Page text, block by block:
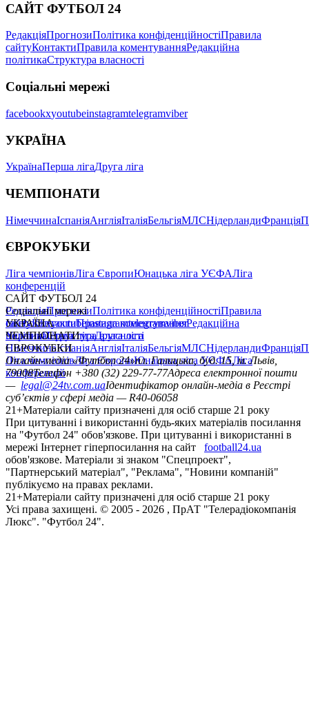
САЙТ ФУТБОЛ 24
РедакціяПрогнозиПолітика конфіденційностіПравила
сайтуКонтактиПравила коментуванняРедакційна
політикаСтруктура власності
Соціальні мережі
facebookxyoutubeinstagramtelegramviber
УКРАЇНА
УкраїнаПерша лігаДруга ліга
ЧЕМПІОНАТИ
НімеччинаІспаніяАнгліяІталіяБельгіяМЛСНідерландиФранція
ЄВРОКУБКИ
Ліга чемпіонівЛіга ЄвропиЮнацька ліга УЄФАЛіга
конференцій
САЙТ ФУТБОЛ 24
РедакціяПрогнозиПолітика конфіденційностіПравила
сайтуКонтактиПравила коментуванняРедакційна
політикаСтруктура власності
Соціальні мережі
facebookxyoutubeinstagramtelegramviber
УКРАЇНА
УкраїнаПерша лігаДруга ліга
ЧЕМПІОНАТИ
НімеччинаІспаніяАнгліяІталіяБельгіяМЛСНідерландиФранція
ЄВРОКУБКИ
Ліга чемпіонівЛіга ЄвропиЮнацька ліга УЄФАЛіга
конференцій
Онлайн-медіа «Футбол 24»пл. Галицька, буд. 15, м. Львів,
79008Телефон +380 (32) 229-77-77Адреса електронної пошти
— legal@24tv.com.uaІдентифікатор онлайн-медіа в Реєстрі
суб’єктів у сфері медіа — R40-06058
21+Матеріали сайту призначені для осіб старше 21 року
При цитуванні і використанні будь-яких матеріалів посилання
на "Футбол 24" обов'язкове. При цитуванні і використанні в
мережі Інтернет гіперпосилання на сайт
football24.ua
обов'язкове. Матеріали зі знаком "Спецпроект",
"Партнерський матеріал", "Реклама", "Новини компаній"
публікуємо на правах реклами.
21+Матеріали сайту призначені для осіб старше 21 року
Усi права захищенi. © 2005 - 2026 , ПрАТ "Телерадіокомпанія
Люкс". "Футбол 24".